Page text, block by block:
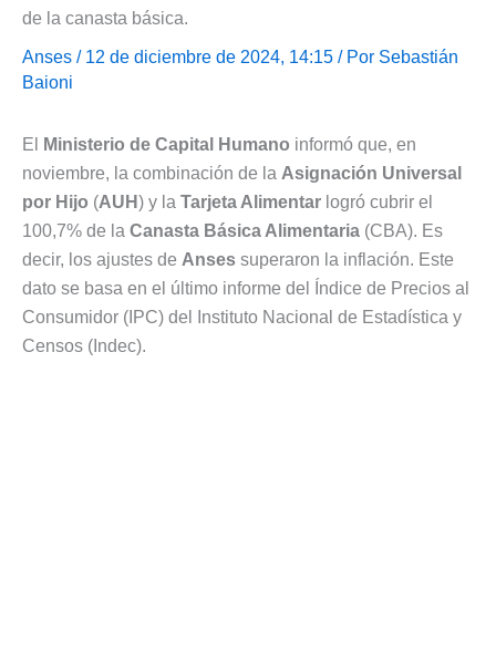
de la canasta básica.
Anses / 12 de diciembre de 2024, 14:15 / Por Sebastián
Baioni
El Ministerio de Capital Humano informó que, en
noviembre, la combinación de la Asignación Universal
por Hijo (AUH ) y la Tarjeta Alimentar logró cubrir el
100,7% de la Canasta Básica Alimentaria (CBA). Es
decir, los ajustes de Anses superaron la inflación. Este
dato se basa en el último informe del Índice de Precios al
Consumidor (IPC) del Instituto Nacional de Estadística y
Censos (Indec).